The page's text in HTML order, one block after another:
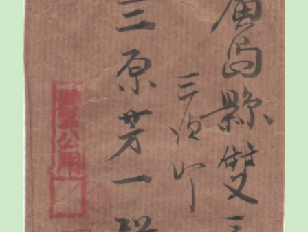
し
ま
し
た」
「十
九
日
の
Ｂ
２
９
の
大
挙
襲」・・・